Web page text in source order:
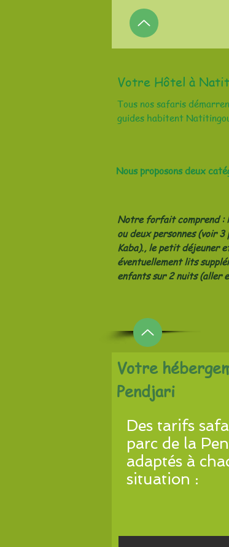
Votre Hôtel à
Tous nos safaris
guides habitent
Nous proposons deux
Notre forfait comprend :
ou deux personnes (voir
Kaba)., le petit déjeuner
éventuellement lits
enfants sur 2 nuits (aller
Votre
Pendjari
Des tarifs
parc de la
adaptés à
situation :